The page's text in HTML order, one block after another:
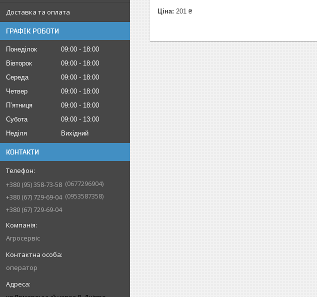
Доставка та оплата
ГРАФІК РОБОТИ
Понеділок 09:00
18:00
Вівторок
09:00
18:00
Середа
09:00
18:00
Четвер
09:00
18:00
Пʼятниця
09:00
18:00
Субота
09:00
13:00
Неділя
Вихідний
КОНТАКТИ
+380 (95) 358-73-58
0677296904
+380 (67) 729-69-04
0953587358
+380 (67) 729-69-04
Агросервіс
оператор
Ціна: 201 ₴